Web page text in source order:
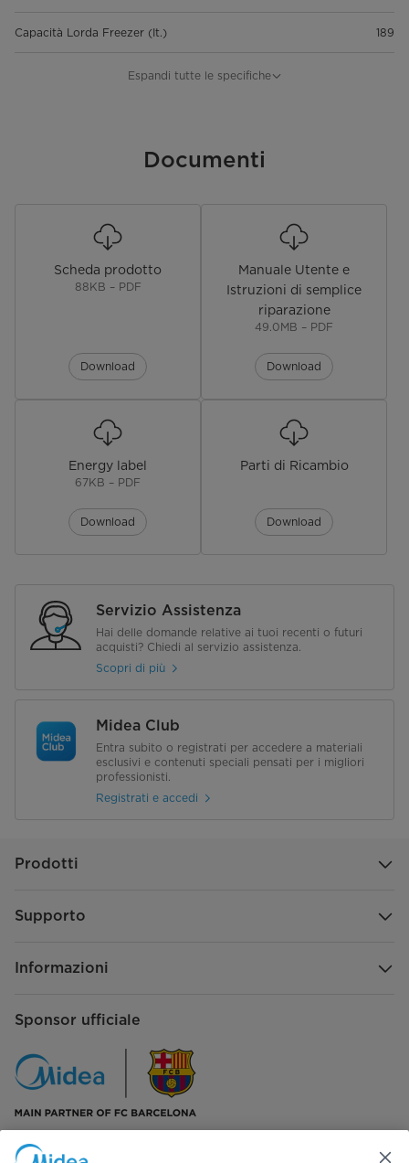
Capacità Lorda Freezer (It.) 189
Dimensioni Prodotto (Lx P x A)
Performance e certificazioni
Compressor
Refrigerante Tipo, (g)
Pretection Against Electric Shock
Alimentazione 220~240V/50Hz
Corrente norminale(A)
Consumo Energetico(kWh 24h)
Consumo Energetico Annuale AE
0.808 KW·h/24h （295KWh/y）
LED Display
Espandi tutte le specifiche
Documenti
Scheda prodotto
88KB – PDF
Download
Manuale Utente e
Istruzioni di semplice
riparazione
49.0MB – PDF
Download
Energy label
67KB – PDF
Download
Parti di Ricambio
Download
Servizio Assistenza
Hai delle domande relative ai tuoi recenti o futuri
acquisti? Chiedi al servizio assistenza.
Scopri di più
Midea Club
Entra subito o registrati per accedere a materiali
esclusivi e contenuti speciali pensati per i migliori
professionisti.
Registrati e accedi
Prodotti
Supporto
Informazioni
Sponsor ufficiale